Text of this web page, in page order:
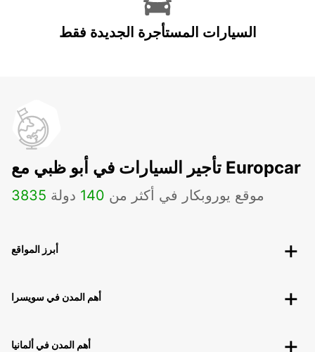
السيارات المستأجرة الجديدة فقط
تأجير السيارات في أبو ظبي مع Europcar
3835 موقع يوروبكار في أكثر من 140 دولة
أبرز المواقع
أهم المدن في سويسرا
أهم المدن في ألمانيا